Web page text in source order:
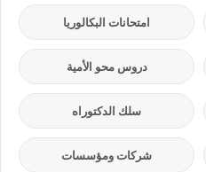
امتحانات البكالوريا
دروس محو الأمية
سلك الدكتوراه
شركات ومؤسسات